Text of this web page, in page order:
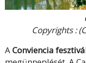
Copyrights :
AConviencia